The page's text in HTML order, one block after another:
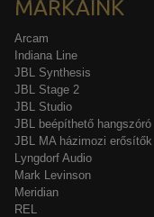
MÁRKÁINK
Arcam
Indiana Line
JBL Synthesis
JBL Stage 2
JBL Studio
JBL beépíthető hangszóró
JBL MA házimozi erősítők
Lyngdorf Audio
Mark Levinson
Meridian
REL